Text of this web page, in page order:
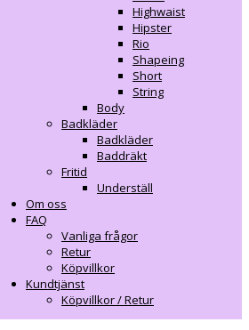
Highwaist
Hipster
Rio
Shapeing
Short
String
Body
Badkläder
Badkläder
Baddräkt
Fritid
Underställ
Om oss
FAQ
Vanliga frågor
Retur
Köpvillkor
Kundtjänst
Köpvillkor / Retur